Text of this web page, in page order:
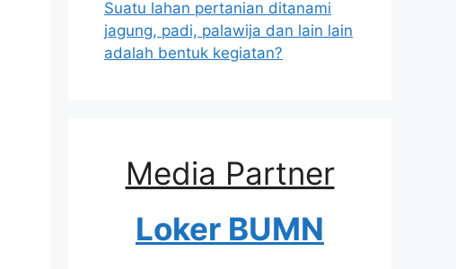
Suatu lahan pertanian ditanami
jagung, padi, palawija dan lain lain
adalah bentuk kegiatan?
Media Partner
Loker BUMN